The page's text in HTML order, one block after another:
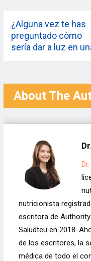
¿Alguna vez te has
preguntado cómo
sería dar a luz en
expertos para
compartir
About The
nutricionista
escritora de
Saludteu en 2018.
de los escritores, la
médica de todo el